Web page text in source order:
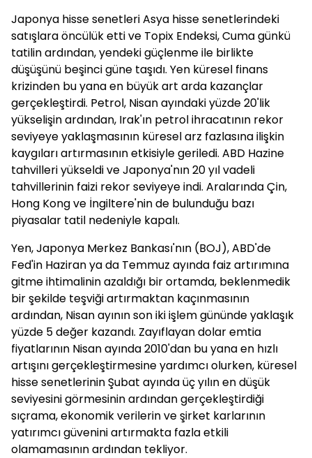
Japonya hisse senetleri Asya hisse senetlerindeki
satışlara öncülük etti ve Topix Endeksi, Cuma günkü
tatilin ardından, yendeki güçlenme ile birlikte
düşüşünü beşinci güne taşıdı. Yen küresel finans
krizinden bu yana en büyük art arda kazançlar
gerçekleştirdi. Petrol, Nisan ayındaki yüzde 20'lik
yükselişin ardından, Irak'ın petrol ihracatının rekor
seviyeye yaklaşmasının küresel arz fazlasına ilişkin
kaygıları artırmasının etkisiyle geriledi. ABD Hazine
tahvilleri yükseldi ve Japonya'nın 20 yıl vadeli
tahvillerinin faizi rekor seviyeye indi. Aralarında Çin,
Hong Kong ve İngiltere'nin de bulunduğu bazı
piyasalar tatil nedeniyle kapalı.
Yen, Japonya Merkez Bankası'nın (BOJ), ABD'de
Fed'in Haziran ya da Temmuz ayında faiz artırımına
gitme ihtimalinin azaldığı bir ortamda, beklenmedik
bir şekilde teşviği artırmaktan kaçınmasının
ardından, Nisan ayının son iki işlem gününde yaklaşık
yüzde 5 değer kazandı. Zayıflayan dolar emtia
fiyatlarının Nisan ayında 2010'dan bu yana en hızlı
artışını gerçekleştirmesine yardımcı olurken, küresel
hisse senetlerinin Şubat ayında üç yılın en düşük
seviyesini görmesinin ardından gerçekleştirdiği
sıçrama, ekonomik verilerin ve şirket karlarının
yatırımcı güvenini artırmakta fazla etkili
olamamasının ardından tekliyor.